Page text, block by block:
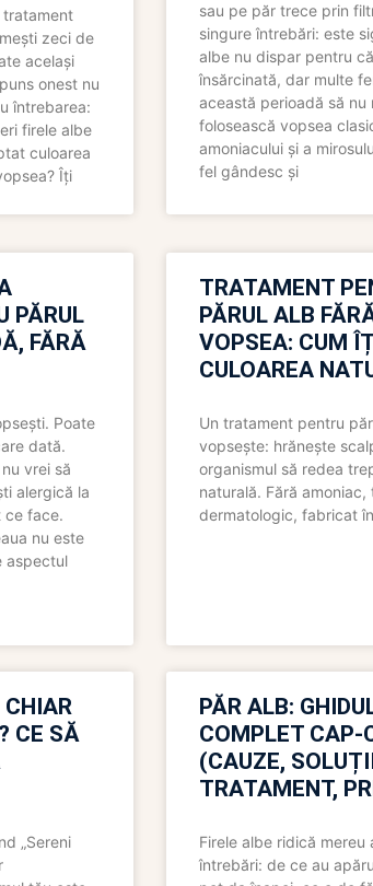
tratament
zeci de
același
onest nu
întrebarea:
firele albe
culoarea
Îți
sau pe păr trece prin
singure întrebări: este
albe nu dispar pentru
însărcinată, dar multe
această perioadă să nu
folosească vopsea
amoniacului și a
fel gândesc și
PĂRUL
FĂRĂ
Poate
dată.
vrei să
alergică la
ce face.
nu este
aspectul
TRATAMENT
PĂRUL ALB
VOPSEA: CUM
CULOAREA
Un tratament pentru
vopsește: hrănește
organismul să redea
naturală. Fără amoniac,
dermatologic, fabricat
CHIAR
CE SĂ
„Sereni
PĂR ALB:
COMPLET CAP-
(CAUZE,
TRATAMENT,
Firele albe ridică mereu
întrebări: de ce au